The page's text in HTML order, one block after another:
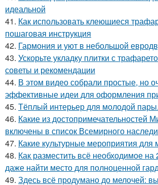
идеальной
41. Как использовать клеющиеся
пошаговая инструкция
42. Гармония и уют в небольшой
43. Ускорьте укладку плитки с
советы и рекомендации
44. В этом видео собрали простые, но
эффективные идеи для оформления
45. Тёплый интерьер для молодой пары.
46. Какие из достопримечательностей
включены в список Всемирного
47. Какие культурные мероприятия для
48. Как разместить всё необходимое на
даже найти место для полноценной
49. Здесь всё продумано до мелочей: